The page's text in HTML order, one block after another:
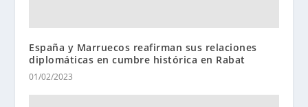
España y Marruecos reafirman sus relaciones
diplomáticas en cumbre histórica en Rabat
01/02/2023